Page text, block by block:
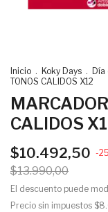
Inicio . Koky Days .
TONOS CALIDOS X12
CALIDOS
$10.492,50 -25
$13.990,00
El descuento puede
Precio sin impuestos